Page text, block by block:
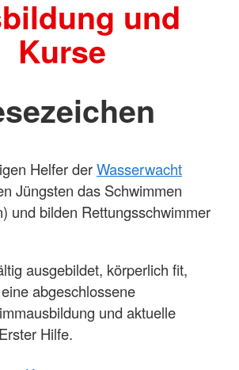
und
Kurse
Helfer derWasserwacht
Jüngsten das Schwimmen
und bilden Rettungsschwimmer
ausgebildet, körperlich fit,
abgeschlossene
und aktuelle
Hilfe.